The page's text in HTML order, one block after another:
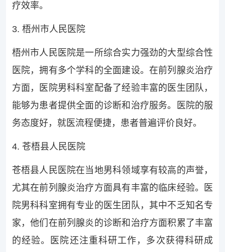
疗效率。
3. 梧州市人民医院
梧州市人民医院是一所综合实力强劲的大型综合性
医院，拥有多个学科的全面建设。在前列腺炎治疗
方面，医院男科科室配备了经验丰富的医生团队，
能够为患者提供全面的诊断和治疗服务。医院的服
务态度好，就医流程便捷，患者普遍评价良好。
4. 苍梧县人民医院
苍梧县人民医院在当地男科领域享有较高的声誉，
尤其在前列腺炎治疗方面具有丰富的临床经验。医
院男科科室拥有专业的医生团队，其中不乏知名专
家，他们在前列腺炎的诊断和治疗方面积累了丰富
的经验。医院还注重科研工作，多次获得科研成